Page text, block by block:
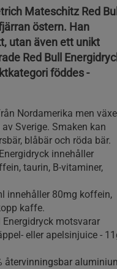
Mateschitz Red
östern. Han
utan även ett unikt
Red Bull
föddes -
Nordamerika men
Sverige. Smaken kan
blåbär och röda bär.
innehåller
taurin, B-vitaminer,
innehåller 80mg koffein,
kaffe.
motsvarar
eller apelsinjuice -
återvinningsbar